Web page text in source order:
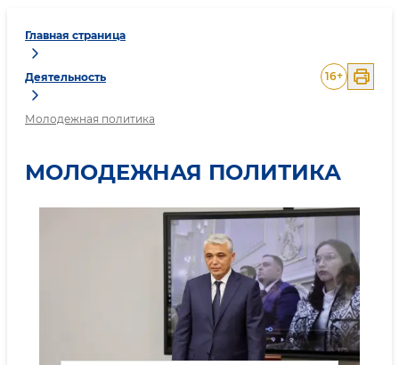
Главная страница
Деятельность
Молодежная политика
16+
МОЛОДЕЖНАЯ ПОЛИТИКА